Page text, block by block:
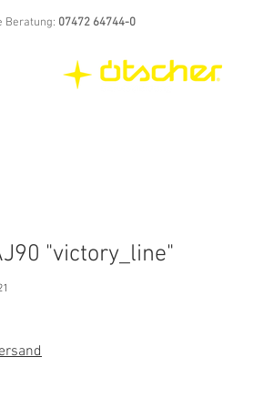
Beratung: 07472 64744-0
"victory_line"